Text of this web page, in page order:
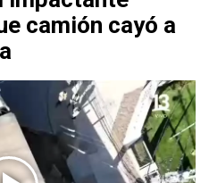
camión cayó a